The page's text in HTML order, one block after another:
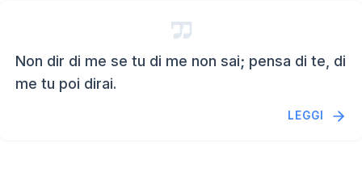
Non dir di me se tu di me non sai; pensa di te, di
me tu poi dirai.
LEGGI